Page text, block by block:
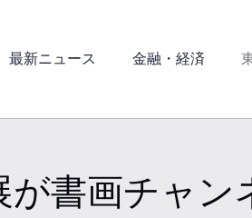
最新ニュース 金融・経済
書画チャン